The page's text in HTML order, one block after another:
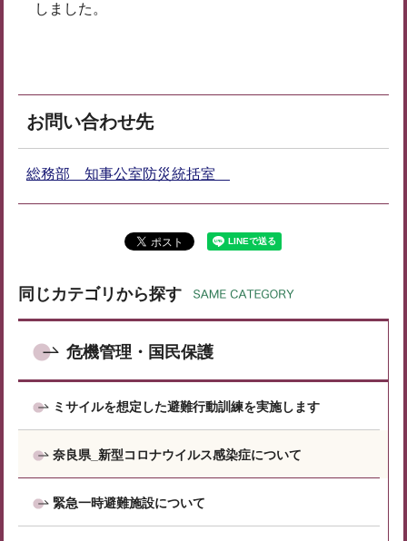
しました。
お問い合わせ先
総務部 知事公室防災統括室
同じカテゴリから探す
危機管理・国民保護
ミサイルを想定した避難行動訓練を実施します
奈良県_新型コロナウイルス感染症について
緊急一時避難施設について